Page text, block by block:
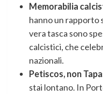
Memorabilia
hanno un rapporto
vera tasca sono
calcistici, che
nazionali.
Petiscos, non
stai lontano. In